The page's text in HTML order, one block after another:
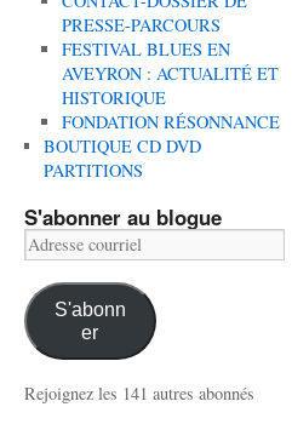
PRESSE-PARCOURS
FESTIVAL BLUES EN
AVEYRON : ACTUALITÉ ET
HISTORIQUE
FONDATION RÉSONNANCE
BOUTIQUE CD DVD
PARTITIONS
S'abonner au blogue
Adresse
courriel
S'abonn
er
Rejoignez les 141 autres abonnés